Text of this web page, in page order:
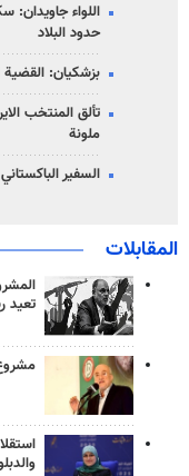
اللواء جاويدان:
حدود البلاد
بزشكيان: القضية
ملونة
السفير
المقابلات
تعيد